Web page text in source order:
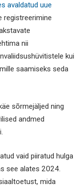
avaldatud uue
registreerimine
nii
kui
saamiseks seda
sõrmejäljed ning
andmed
vaid piiratud hulga
see alates 2024.
mida